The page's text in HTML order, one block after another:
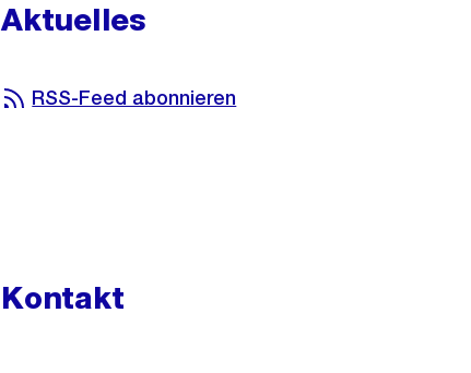
Aktuelles
RSS-Feed abonnieren
Kontakt